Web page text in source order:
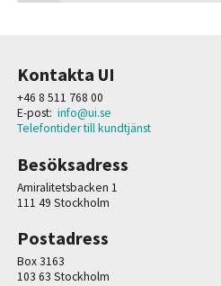
Kontakta UI
+46 8 511 768 00
E-post: info@ui.se
Telefontider till kundtjänst
Besöksadress
Amiralitetsbacken 1
111 49 Stockholm
Postadress
Box 3163
103 63 Stockholm